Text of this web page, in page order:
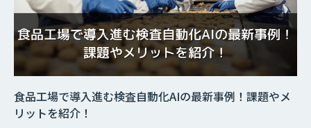
食品工場で導入進む検査自動化AIの最新事例！課題やメ
リットを紹介！